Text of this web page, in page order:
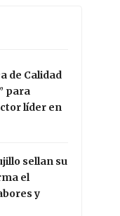
de Calidad
para
líder en
sellan su
el
y